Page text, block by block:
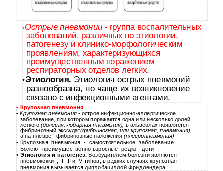
• Острые пневмонии- группа воспалительных
заболеваний, различных по этиологии,
патогенезу и клинико-морфологическим
проявлениям, характеризующихся
преимущественным поражением
респираторных отделов легких.
•Этиология. Этиология острых пневмоний
разнообразна, но чаще их возникновение
связано с инфекционными агентами.
• Крупозная пневмония
• Крупозная пневмония - острое инфекционно-аллергическое
заболевание, при котором поражается одна или несколько долей
легкого (долевая, лобарная пневмония), в альвеолах появляется
фибринозный экссудат(фибринозная, или крупозная, пневмония),
а на плевре - фибринозные наложения (плевропневмония)
• Крупозная пневмония - самостоятельное заболевание.
Болеют преимущественно взрослые, редко - дети.
• Этиология и патогенез. Возбудителем болезни являются
пневмококки I, II, III и IV типов; в редких случаях крупозная
пневмония вызывается диплобациллой Фридлендера.